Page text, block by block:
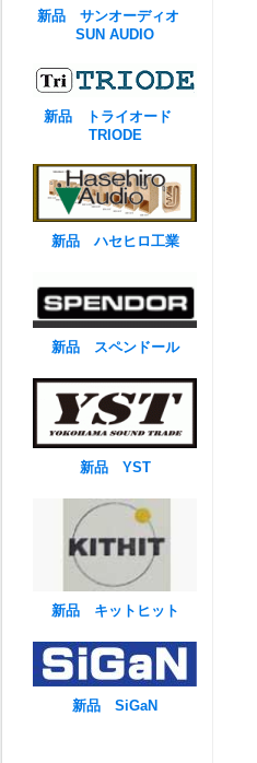
新品 サンオーディオ
SUN AUDIO
新品 トライオード
TRIODE
新品 ハセヒロ工業
新品 スペンドール
新品 YST
新品 キットヒット
新品 SiGaN